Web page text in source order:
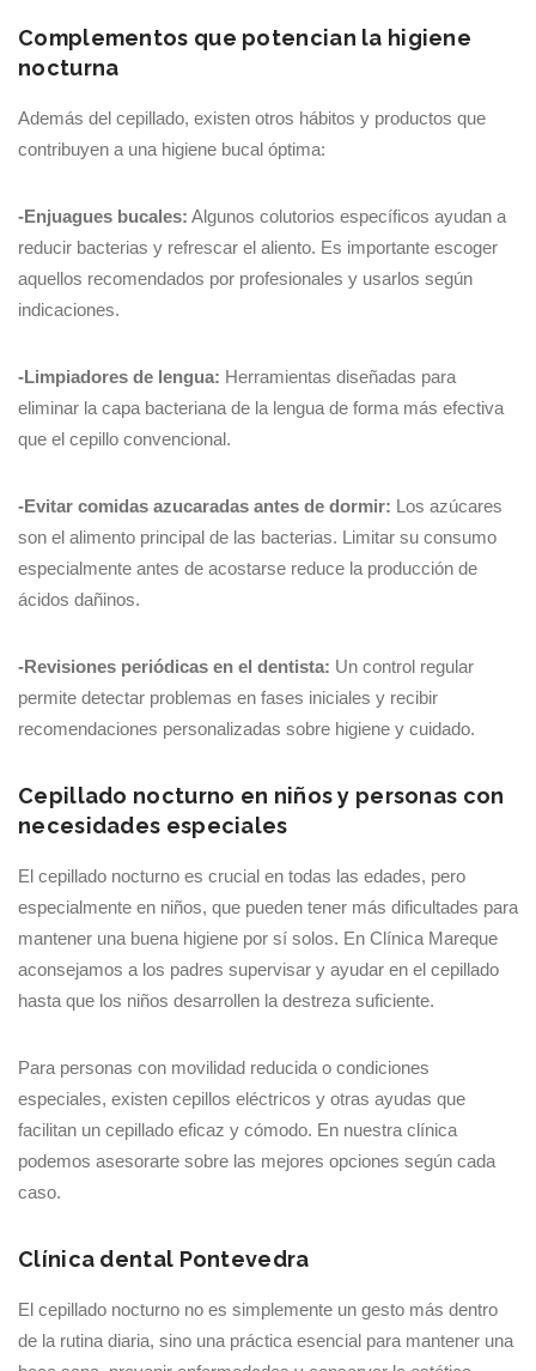
Complementos que potencian la higiene
nocturna
Además del cepillado, existen otros hábitos y productos que
contribuyen a una higiene bucal óptima:
-Enjuagues bucales: Algunos colutorios específicos ayudan a
reducir bacterias y refrescar el aliento. Es importante escoger
aquellos recomendados por profesionales y usarlos según
indicaciones.
-Limpiadores de lengua: Herramientas diseñadas para
eliminar la capa bacteriana de la lengua de forma más efectiva
que el cepillo convencional.
-Evitar comidas azucaradas antes de dormir: Los azúcares
son el alimento principal de las bacterias. Limitar su consumo
especialmente antes de acostarse reduce la producción de
ácidos dañinos.
-Revisiones periódicas en el dentista: Un control regular
permite detectar problemas en fases iniciales y recibir
recomendaciones personalizadas sobre higiene y cuidado.
Cepillado nocturno en niños y personas con
necesidades especiales
El cepillado nocturno es crucial en todas las edades, pero
especialmente en niños, que pueden tener más dificultades para
mantener una buena higiene por sí solos. En Clínica Mareque
aconsejamos a los padres supervisar y ayudar en el cepillado
hasta que los niños desarrollen la destreza suficiente.
Para personas con movilidad reducida o condiciones
especiales, existen cepillos eléctricos y otras ayudas que
facilitan un cepillado eficaz y cómodo. En nuestra clínica
podemos asesorarte sobre las mejores opciones según cada
caso.
Clínica dental Pontevedra
El cepillado nocturno no es simplemente un gesto más dentro
de la rutina diaria, sino una práctica esencial para mantener una